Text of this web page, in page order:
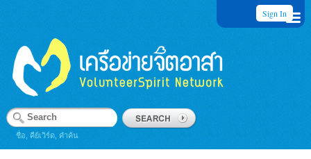
Sign In
ชื่อ, คีย์เวิร์ด, คำค้น